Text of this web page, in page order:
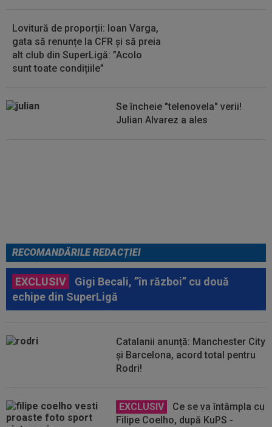
Lovitură de proporții: Ioan Varga,
gata să renunțe la CFR și să preia
alt club din SuperLigă: ”Acolo
sunt toate condițiile”
Se încheie "telenovela" verii!
Julian Alvarez a ales
RECOMANDĂRILE REDACȚIEI
EXCLUSIV
Gigi Becali, ”în război” cu două
echipe din SuperLigă
Catalanii anunță: Manchester City
și Barcelona, acord total pentru
Rodri!
EXCLUSIV
Ce se va întâmpla cu
Filipe Coelho, după KuPS -